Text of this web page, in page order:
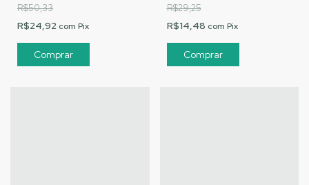
R$50,33
R$24,92 com Pix
R$29,25
R$14,48 com Pix